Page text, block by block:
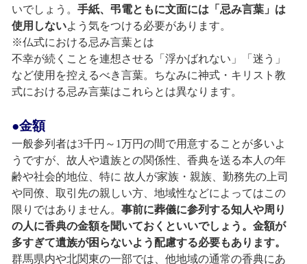
いでしょう。 手紙、弔電ともに文面には「忌み言葉」は
使用しないよう気をつける必要があります。
※仏式における忌み言葉とは
不幸が続くことを連想させる「浮かばれない」「迷う」
など使用を控えるべき言葉。ちなみに神式・キリスト教
式における忌み言葉はこれらとは異なります。
●金額
一般参列者は3千円～1万円の間で用意することが多いよ
うですが、故人や遺族との関係性、香典を送る本人の年
齢や社会的地位、特に 故人が家族・親族、勤務先の上司
や同僚、取引先の親しい方、地域性などによってはこの
限りではありません。 事前に葬儀に参列する知人や周り
の人に香典の金額を聞いておくといいでしょう。金額が
多すぎて遺族が困らないよう配慮する必要もあります。
群馬県内や北関東の一部では、他地域の通常の香典にあ